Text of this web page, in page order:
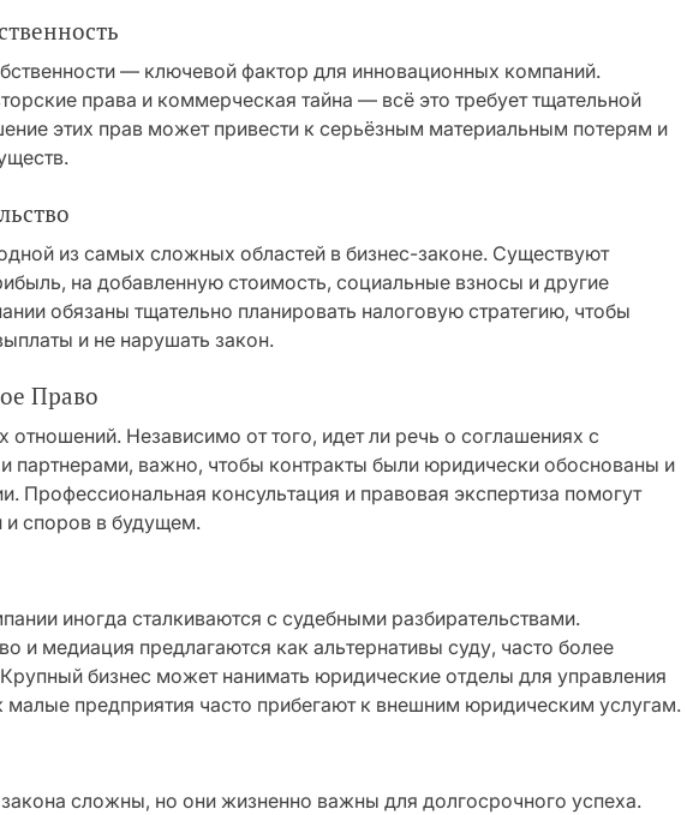
— ключевой фактор для инновационных компаний.
права и коммерческая тайна — всё это требует тщательной
этих прав может привести к серьёзным материальным потерям и
из самых сложных областей в бизнес-законе. Существуют
на добавленную стоимость, социальные взносы и другие
обязаны тщательно планировать налоговую стратегию, чтобы
и не нарушать закон.
Право
Независимо от того, идет ли речь о соглашениях с
партнерами, важно, чтобы контракты были юридически обоснованы и
Профессиональная консультация и правовая экспертиза помогут
и споров в будущем.
иногда сталкиваются с судебными разбирательствами.
и медиация предлагаются как альтернативы суду, часто более
бизнес может нанимать юридические отделы для управления
малые предприятия часто прибегают к внешним юридическим услугам.
сложны, но они жизненно важны для долгосрочного успеха.